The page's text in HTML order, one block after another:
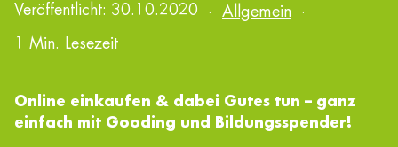
Veröffentlicht: 30.10.2020 · Allgemein
·
1 Min. Lesezeit
Online einkaufen & dabei Gutes tun – ganz
einfach mit Gooding und Bildungsspender!